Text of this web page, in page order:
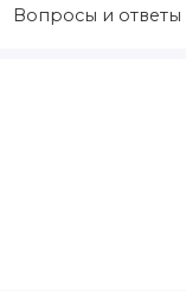
Вопросы и ответы